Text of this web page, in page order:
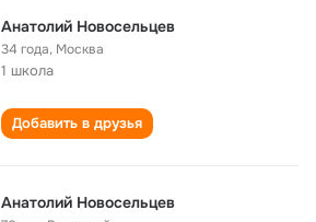
Анатолий Новосельцев
34 года, Москва
1 школа
Добавить в друзья
Анатолий Новосельцев